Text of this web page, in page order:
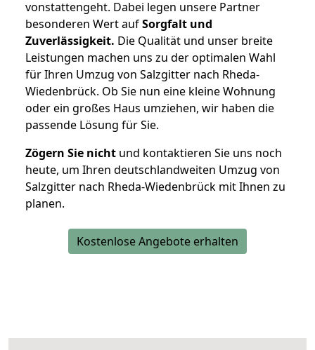
vonstattengeht. Dabei legen unsere Partner
besonderen Wert aufSorgfalt und
Zuverlässigkeit. Die Qualität und unser breite
Leistungen machen uns zu der optimalen Wahl
für Ihren Umzug von Salzgitter nach Rheda-
Wiedenbrück. Ob Sie nun eine kleine Wohnung
oder ein großes Haus umziehen, wir haben die
passende Lösung für Sie.
Zögern Sie nicht und kontaktieren Sie uns noch
heute, um Ihren deutschlandweiten Umzug von
Salzgitter nach Rheda-Wiedenbrück mit Ihnen zu
planen.
Kostenlose Angebote erhalten